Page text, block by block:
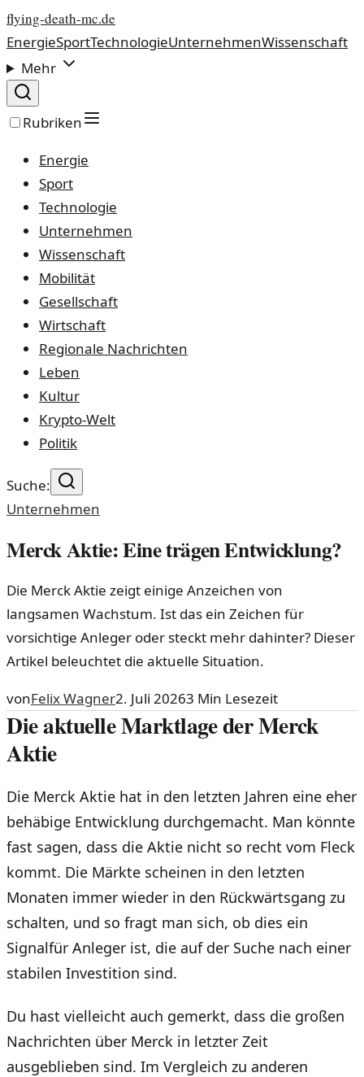
flying-death-mc.de
EnergieSportTechnologieUnternehmenWissenschaft
Mehr
Rubriken
Energie
Sport
Technologie
Unternehmen
Wissenschaft
Mobilität
Gesellschaft
Wirtschaft
Regionale Nachrichten
Leben
Kultur
Krypto-Welt
Politik
Suche:
Unternehmen
Merck Aktie: Eine trägen Entwicklung?
Die Merck Aktie zeigt einige Anzeichen von
langsamen Wachstum. Ist das ein Zeichen für
vorsichtige Anleger oder steckt mehr dahinter? Dieser
Artikel beleuchtet die aktuelle Situation.
vonFelix Wagner2. Juli 20263 Min Lesezeit
Die aktuelle Marktlage der Merck
Aktie
Die Merck Aktie hat in den letzten Jahren eine eher
behäbige Entwicklung durchgemacht. Man könnte
fast sagen, dass die Aktie nicht so recht vom Fleck
kommt. Die Märkte scheinen in den letzten
Monaten immer wieder in den Rückwärtsgang zu
schalten, und so fragt man sich, ob dies ein
Signalfür Anleger ist, die auf der Suche nach einer
stabilen Investition sind.
Du hast vielleicht auch gemerkt, dass die großen
Nachrichten über Merck in letzter Zeit
ausgeblieben sind. Im Vergleich zu anderen